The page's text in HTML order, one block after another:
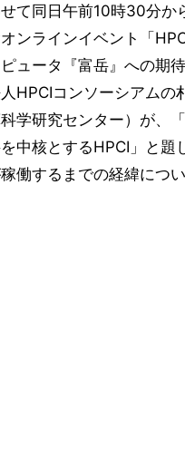
て同日午前10時30分か
ンラインイベント「
ュータ『富岳』への期
HPCIコンソーシアムの
学研究センター）が、
中核とするHPCI」と題
働するまでの経緯につい